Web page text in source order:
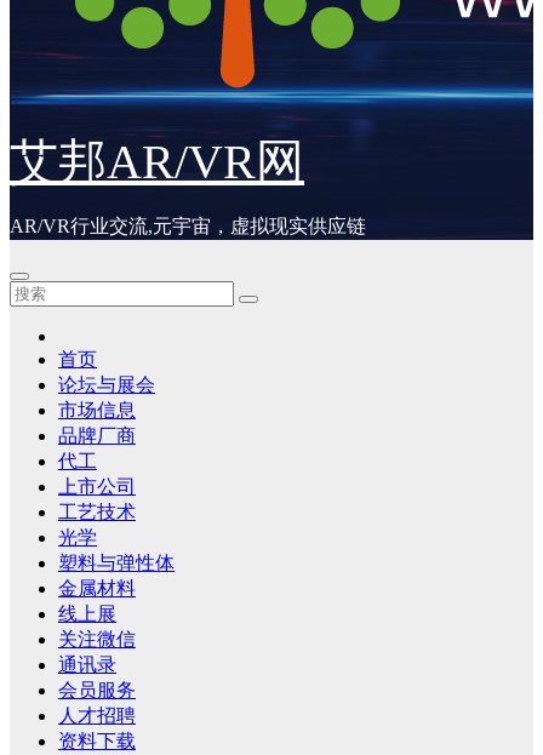
艾邦AR/VR网
AR/VR行业交流,元宇宙，虚拟现实供应链
首页
论坛与展会
市场信息
品牌厂商
代工
上市公司
工艺技术
光学
塑料与弹性体
金属材料
线上展
关注微信
通讯录
会员服务
人才招聘
资料下载